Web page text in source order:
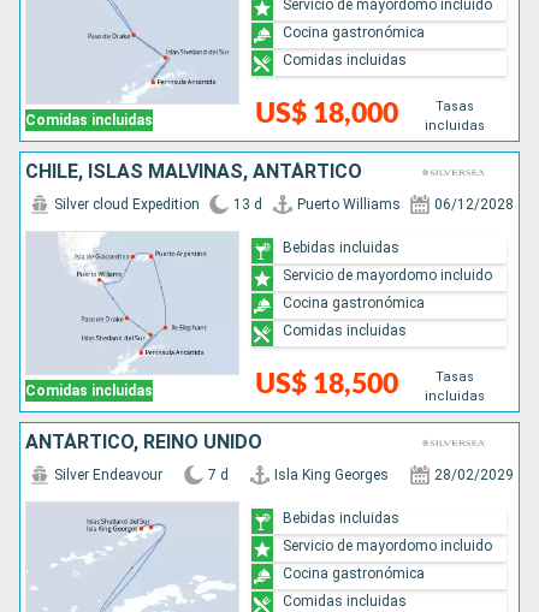
Comidas incluidas US$ 18,000
Tasas
incluidas
Servicio de mayordomo incluido
Cocina gastronómica
Comidas incluidas
CHILE, ISLAS MALVINAS, ANTÁRTICO
Comidas incluidas
Silver cloud Expedition 13 d Puerto Williams 06/12/2028
US$ 18,500
Tasas
incluidas
Bebidas incluidas
Servicio de mayordomo incluido
Cocina gastronómica
Comidas incluidas
ANTÁRTICO, REINO UNIDO
Silver Endeavour 7 d Isla King Georges 28/02/2029
Bebidas incluidas
Servicio de mayordomo incluido
Cocina gastronómica
Comidas incluidas